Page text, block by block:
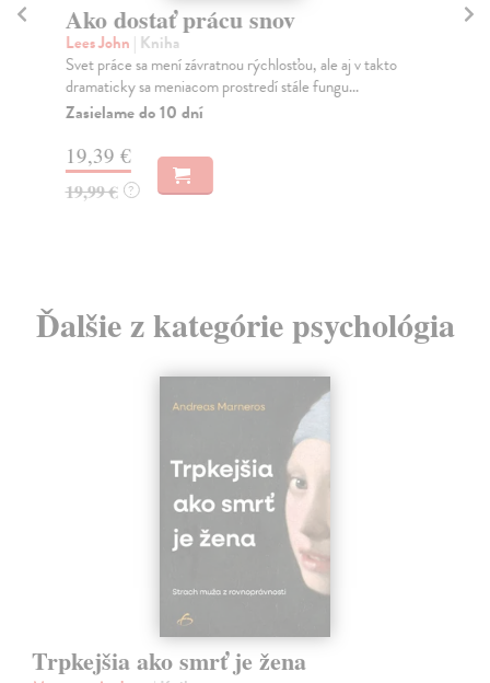
Ako dostať prácu snov
Lees John | Kniha
Svet práce sa mení závratnou rýchlosťou, ale aj v takto
dramaticky sa meniacom prostredí stále fungu...
Zasielame do 10 dní
19,39 €
19,99 € ?
Ďalšie z kategórie psychológia
Trpkejšia ako smrť je žena